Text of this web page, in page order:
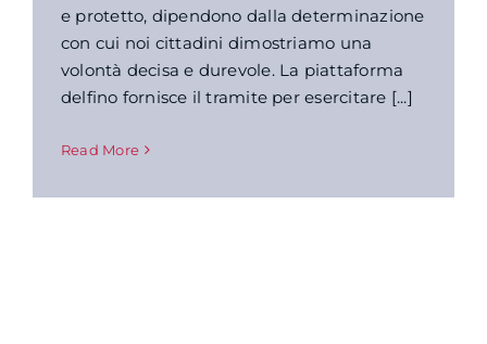
e protetto, dipendono dalla determinazione
con cui noi cittadini dimostriamo una
volontà decisa e durevole. La piattaforma
delfino fornisce il tramite per esercitare [...]
Read More